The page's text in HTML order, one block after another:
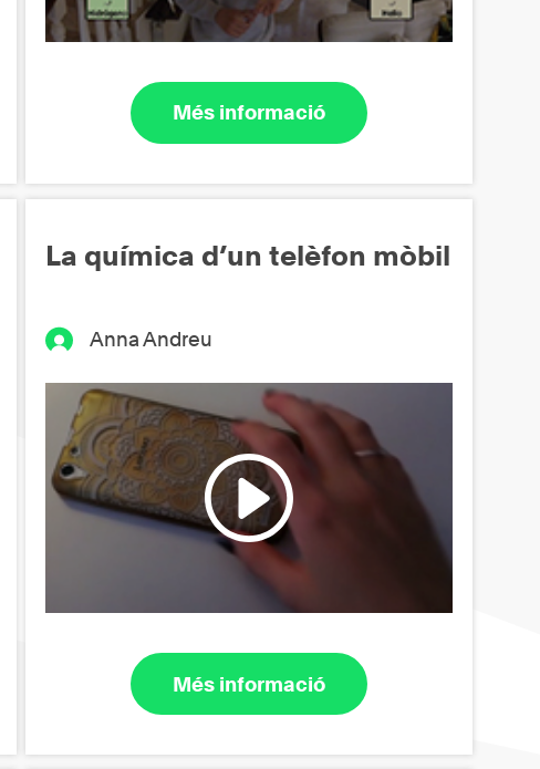
Més informació
La química d’un telèfon mòbil
Anna Andreu
Més informació